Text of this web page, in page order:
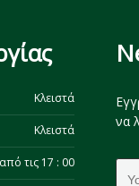
Κλειστά
Κλειστά
από τις 17 : 00
να